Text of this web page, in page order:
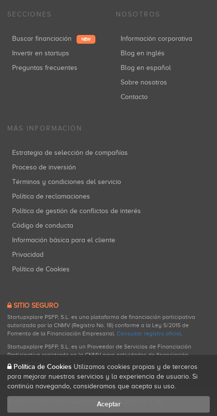
SECCIONES
Buscar financiación NEW
Invertir en startups
Preguntas frecuentes
NOSOTROS
Información corporativa
Blog en inglés
Blog en español
Sobre nosotros
Contacto
MÁS INFORMACIÓN
Estrategia de selección de compañías
Proceso de inversión
Términos y condiciones del servicio
Política de reclamaciones
Política de gestión de conflictos de interés
Código de conducta
Información básica para el cliente
Privacidad
Política de Cookies
SITIO SEGURO
Startupxplore PSFP, S.L. es una plataforma de financiación participativa
autorizada por la CNMV (Registro No. 18) conforme a la Ley 5/2015 de
Fomento de la Financiación Empresarial. Consultar registro oficial.
Startupxplore PSFP, S.L. es un Proveedor de Servicios de Financiación
Participativa registrado en la CNMV para actividades de financiación
participativa.
Todos los derechos reservados. Startupxplore ® {0}.
Política de Cookies Utilizamos cookies propias y de terceros
para mejorar nuestros servicios y la experiencia de usuario. Si
continúa navegando, consideramos que acepta su uso.
Aceptar